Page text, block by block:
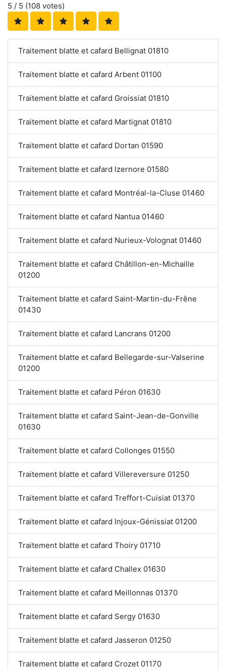
5 / 5 (108 votes)
Traitement blatte et cafard Bellignat 01810
Traitement blatte et cafard Arbent 01100
Traitement blatte et cafard Groissiat 01810
Traitement blatte et cafard Martignat 01810
Traitement blatte et cafard Dortan 01590
Traitement blatte et cafard Izernore 01580
Traitement blatte et cafard Montréal-la-Cluse 01460
Traitement blatte et cafard Nantua 01460
Traitement blatte et cafard Nurieux-Volognat 01460
Traitement blatte et cafard Châtillon-en-Michaille
01200
Traitement blatte et cafard Saint-Martin-du-Frêne
01430
Traitement blatte et cafard Lancrans 01200
Traitement blatte et cafard Bellegarde-sur-Valserine
01200
Traitement blatte et cafard Péron 01630
Traitement blatte et cafard Saint-Jean-de-Gonville
01630
Traitement blatte et cafard Collonges 01550
Traitement blatte et cafard Villereversure 01250
Traitement blatte et cafard Treffort-Cuisiat 01370
Traitement blatte et cafard Injoux-Génissiat 01200
Traitement blatte et cafard Thoiry 01710
Traitement blatte et cafard Challex 01630
Traitement blatte et cafard Meillonnas 01370
Traitement blatte et cafard Sergy 01630
Traitement blatte et cafard Jasseron 01250
Traitement blatte et cafard Crozet 01170